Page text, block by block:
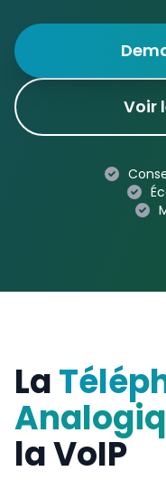
Voir
La
la VoIP